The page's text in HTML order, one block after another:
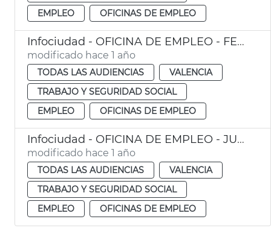
EMPLEO
OFICINAS DE EMPLEO
Infociudad - OFICINA DE EMPLEO - FELIPE RINALDI
modificado hace 1 año
TODAS LAS AUDIENCIAS
VALENCIA
TRABAJO Y SEGURIDAD SOCIAL
EMPLEO
OFICINAS DE EMPLEO
Infociudad - OFICINA DE EMPLEO - JUAN LLORENS
modificado hace 1 año
TODAS LAS AUDIENCIAS
VALENCIA
TRABAJO Y SEGURIDAD SOCIAL
EMPLEO
OFICINAS DE EMPLEO